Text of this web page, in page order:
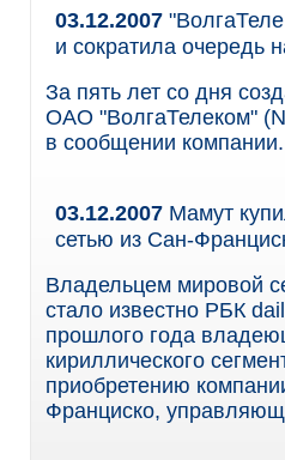
03.12.2007
и сократила очередь
За пять лет со дня
ОАО "ВолгаТелеком"
в сообщении компании.
03.12.2007 Мамут
сетью из Сан-
Владельцем мировой
стало известно РБК
прошлого года
кириллического
приобретению
Франциско,